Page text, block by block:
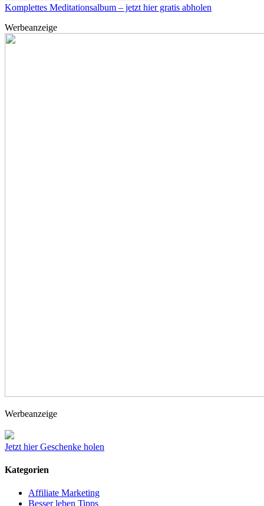
Komplettes Meditationsalbum – jetzt hier gratis abholen
Werbeanzeige
Werbeanzeige
Jetzt hier Geschenke holen
Kategorien
Affiliate Marketing
Besser leben Tipps